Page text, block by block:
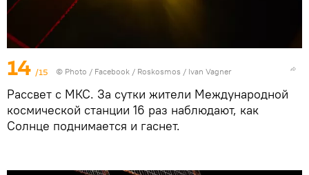
14 /15 © Photo / Facebook / Roskosmos / Ivan Vagner
Рассвет с МКС. За сутки жители Международной
космической станции 16 раз наблюдают, как
Солнце поднимается и гаснет.